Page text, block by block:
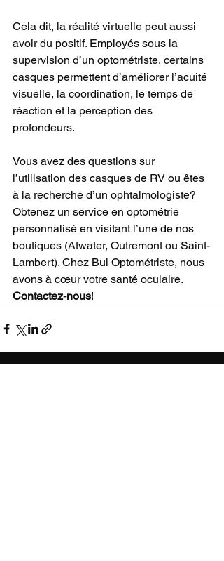
Cela dit, la réalité virtuelle peut aussi
avoir du positif. Employés sous la
supervision d’un optométriste, certains
casques permettent d’améliorer l’acuité
visuelle, la coordination, le temps de
réaction et la perception des
profondeurs.
Vous avez des questions sur
l’utilisation des casques de RV ou êtes
à la recherche d’un ophtalmologiste?
Obtenez un service en optométrie
personnalisé en visitant l’une de nos
boutiques (Atwater, Outremont ou Saint-
Lambert). Chez Bui Optométriste, nous
avons à cœur votre santé oculaire.
Contactez-nous!